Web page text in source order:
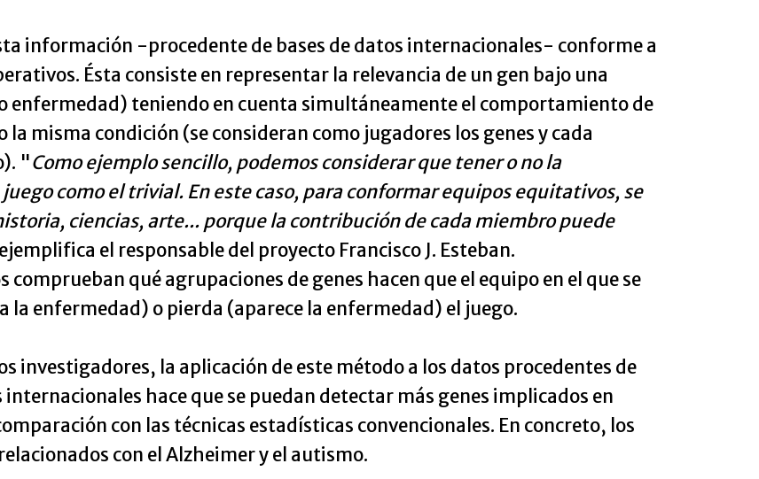
información -procedente de bases de datos internacionales- conforme a
Ésta consiste en representar la relevancia de un gen bajo una
enfermedad) teniendo en cuenta simultáneamente el comportamiento de
la misma condición (se consideran como jugadores los genes y cada
"Como ejemplo sencillo, podemos considerar que tener o no la
como el trivial. En este caso, para conformar equipos equitativos, se
ciencias, arte... porque la contribución de cada miembro puede
el responsable del proyecto Francisco J. Esteban.
qué agrupaciones de genes hacen que el equipo en el que se
la enfermedad) o pierda (aparece la enfermedad) el juego.
investigadores, la aplicación de este método a los datos procedentes de
hace que se puedan detectar más genes implicados en
con las técnicas estadísticas convencionales. En concreto, los
con el Alzheimer y el autismo.